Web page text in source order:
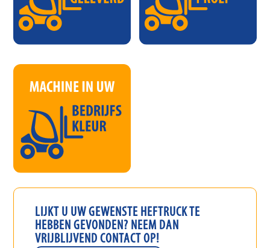
LIJKT U UW GEWENSTE HEFTRUCKTE
HEBBEN GEVONDEN? NEEM DAN
VRIJBLIJVEND CONTACT OP!